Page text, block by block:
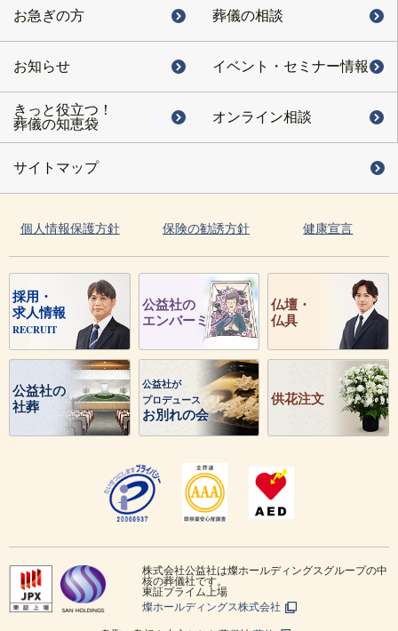
お急ぎの方 葬儀の相談
お知らせ イベント・ セミナー情報
きっと役立つ！
葬儀の知恵袋
オンライン相談
サイトマップ
個人情報保護方針 保険の勧誘方針 健康宣言
採用・
求人情報
RECRUIT
公益社の
エンバーミング
仏壇・
仏具
公益社の
社葬
公益社が
プロデュース
お別れの会
供花注文
株式会社公益社は燦ホールディングスグループの中
核の葬儀社です。
東証プライム上場
燦ホールディングス株式会社